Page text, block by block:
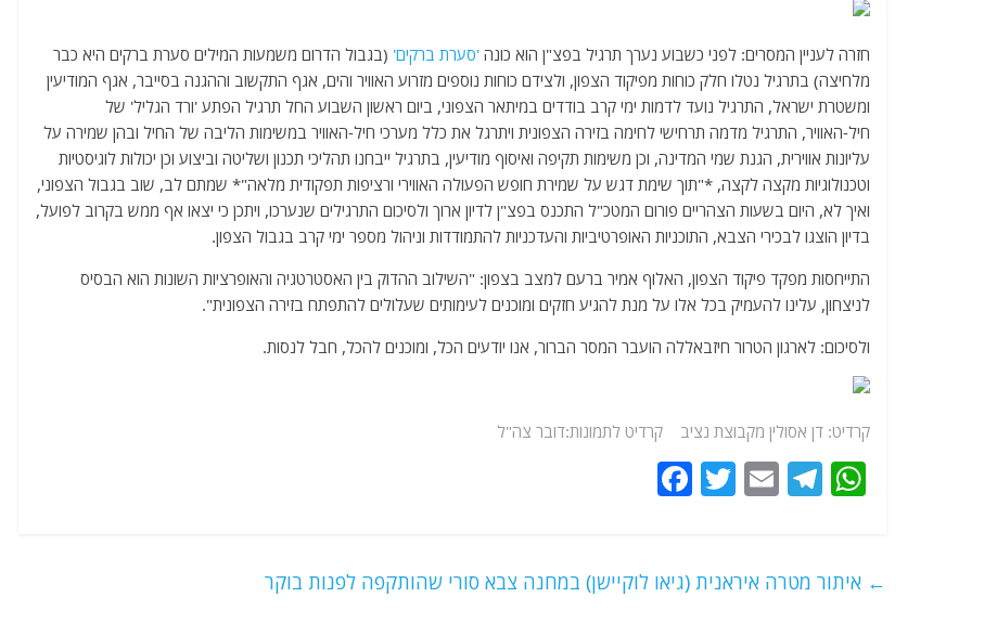
חזרה לעניין המסרים: לפני כשבוע נערך תרגיל בפצ"ן הוא כונה 'סערת ברקים' (בגבול הדרום משמעות המילים סערת ברקים היא כבר
מלחיצה) בתרגיל נטלו חלק כוחות מפיקוד הצפון, ולצידם כוחות נוספים מזרוע האוויר והים, אגף התקשוב וההגנה בסייבר, אגף המודיעין
ומשטרת ישראל, התרגיל נועד לדמות ימי קרב בודדים במיתאר הצפוני, ביום ראשון השבוע החל תרגיל הפתע 'ורד הגליל' של
חיל-האוויר, התרגיל מדמה תרחישי לחימה בזירה הצפונית ויתרגל את כלל מערכי חיל-האוויר במשימות הליבה של החיל ובהן שמירה על
עליונות אווירית, הגנת שמי המדינה, וכן משימות תקיפה ואיסוף מודיעין, בתרגיל ייבחנו תהליכי תכנון ושליטה וביצוע וכן יכולות לוגיסטיות
וטכנולוגיות מקצה לקצה, *"תוך שימת דגש על שמירת חופש הפעולה האווירי ורציפות תפקודית מלאה"* שמתם לב, שוב בגבול הצפוני,
ואיך לא, היום בשעות הצהריים פורום המטכ"ל התכנס בפצ"ן לדיון ארוך ולסיכום התרגילים שנערכו, ויתכן כי יצאו אף ממש בקרוב לפועל,
בדיון הוצגו לבכירי הצבא, התוכניות האופרטיביות והעדכניות להתמודדות וניהול מספר ימי קרב בגבול הצפון.
התייחסות מפקד פיקוד הצפון, האלוף אמיר ברעם למצב בצפון: "השילוב ההדוק בין האסטרטגיה והאופרציות השונות הוא הבסיס
לניצחון, עלינו להעמיק בכל אלו על מנת להגיע חזקים ומוכנים לעימותים שעלולים להתפתח בזירה הצפונית".
ולסיכום: לארגון הטרור חיזבאללה הועבר המסר הברור, אנו יודעים הכל, ומוכנים להכל, חבל לנסות.
קרדיט: דן אסולין מקבוצת נציב קרדיט לתמונות:דובר צה"ל
W
s
T
g
E
l
T
er
e ← איתור מטרה איראנית (גיאו לוקיישן) במחנה צבא סורי שהותקפה לפנות בוקר